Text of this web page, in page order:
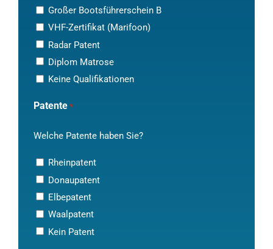
Großer Bootsführerschein B
VHF-Zertifikat (Marifoon)
Radar Patent
Diplom Matrose
Keine Qualifikationen
Patente *
Welche Patente haben Sie?
Rheinpatent
Donaupatent
Elbepatent
Waalpatent
Kein Patent